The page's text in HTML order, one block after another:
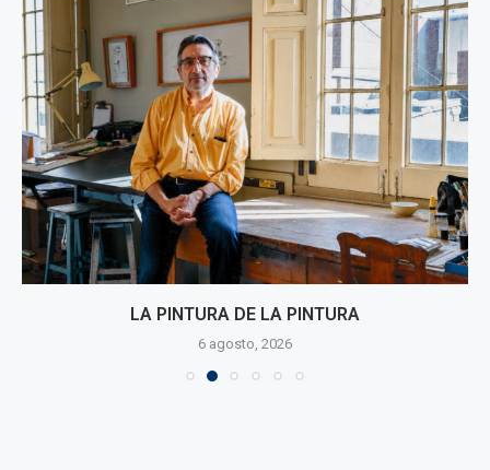
LA PINTURA DE LA PINTURA
6 agosto, 2026